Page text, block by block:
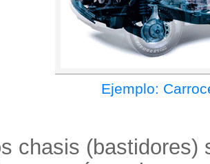
Ejemplo:
chasis (bastidores)